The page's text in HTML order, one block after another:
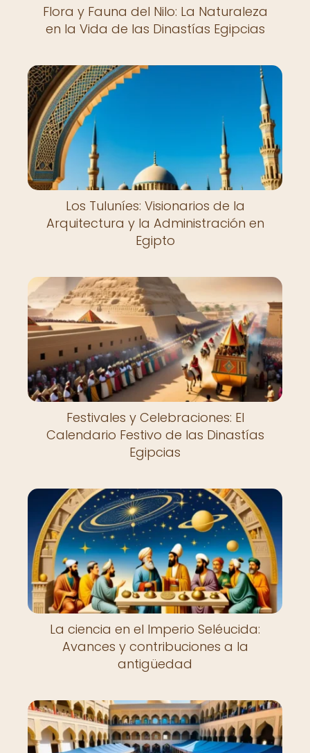
Flora y Fauna del Nilo: La Naturaleza
en la Vida de las Dinastías Egipcias
Los Tuluníes: Visionarios de la
Arquitectura y la Administración en
Egipto
Festivales y Celebraciones: El
Calendario Festivo de las Dinastías
Egipcias
La ciencia en el Imperio Seléucida:
Avances y contribuciones a la
antigüedad